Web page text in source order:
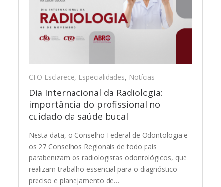
CFO Esclarece, Especialidades, Notícias
Dia Internacional da Radiologia:
importância do profissional no
cuidado da saúde bucal
Nesta data, o Conselho Federal de Odontologia e
os 27 Conselhos Regionais de todo país
parabenizam os radiologistas odontológicos, que
realizam trabalho essencial para o diagnóstico
preciso e planejamento de…